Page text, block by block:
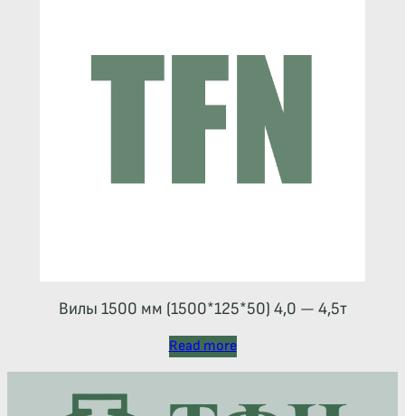
Вилы 1500 мм (1500*125*50) 4,0 — 4,5т
Read more